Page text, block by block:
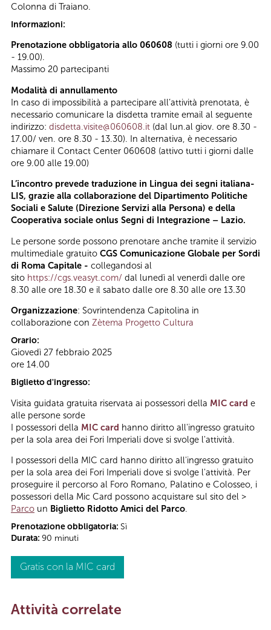
Colonna di Traiano.
Informazioni:
Prenotazione obbligatoria allo 060608 (tutti i giorni ore 9.00
- 19.00).
Massimo 20 partecipanti
Modalità di annullamento
In caso di impossibilità a partecipare all’attività prenotata, è
necessario comunicare la disdetta tramite email al seguente
indirizzo: disdetta.visite@060608.it (dal lun.al giov. ore 8.30 -
17.00/ ven. ore 8.30 - 13.30). In alternativa, è necessario
chiamare il Contact Center 060608 (attivo tutti i giorni dalle
ore 9.00 alle 19.00)
L’incontro prevede traduzione in Lingua dei segni italiana-
LIS, grazie alla collaborazione del Dipartimento Politiche
Sociali e Salute (Direzione Servizi alla Persona) e della
Cooperativa sociale onlus Segni di Integrazione – Lazio.
Le persone sorde possono prenotare anche tramite il servizio
multimediale gratuito CGS Comunicazione Globale per Sordi
di Roma Capitale - collegandosi al
sito https://cgs.veasyt.com/ dal lunedì al venerdì dalle ore
8.30 alle ore 18.30 e il sabato dalle ore 8.30 alle ore 13.30
Organizzazione: Sovrintendenza Capitolina in
collaborazione con Zètema Progetto Cultura
Orario:
Giovedì 27 febbraio 2025
ore 14.00
Biglietto d'ingresso:
Visita guidata gratuita riservata ai possessori della MIC card e
alle persone sorde
I possessori della MIC card hanno diritto all'ingresso gratuito
per la sola area dei Fori Imperiali dove si svolge l'attività.
I possessori della MIC card hanno diritto all'ingresso gratuito
per la sola area dei Fori Imperiali dove si svolge l'attività. Per
proseguire il percorso al Foro Romano, Palatino e Colosseo, i
possessori della Mic Card possono acquistare sul sito del >
Parco un Biglietto Ridotto Amici del Parco.
Prenotazione obbligatoria: Sì
Durata: 90 minuti
Gratis con la MIC card
Attività correlate